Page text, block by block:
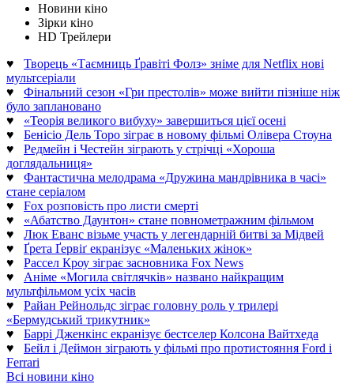
Новини кіно
Зірки кіно
HD Трейлери
♥ Творець «Таємниць Ґравіті Фолз» зніме для Netflix нові
мультсеріали
♥ Фінальний сезон «Гри престолів» може вийти пізніше ніж
було заплановано
♥ «Теорія великого вибуху» завершиться цієї осені
♥ Бенісіо Дель Торо зіграє в новому фільмі Олівера Стоуна
♥ Редмейн і Честейн зіграють у стрічці «Хороша
доглядальниця»
♥ Фантастична мелодрама «Дружина мандрівника в часі»
стане серіалом
♥ Fox розповість про листи смерті
♥ «Абатство Даунтон» стане повнометражним фільмом
♥ Люк Еванс візьме участь у легендарній битві за Мідвей
♥ Ґрета Ґервіґ екранізує «Маленьких жінок»
♥ Рассел Кроу зіграє засновника Fox News
♥ Аніме «Могила світлячків» названо найкращим
мультфільмом усіх часів
♥ Райан Рейнольдс зіграє головну роль у трилері
«Бермудський трикутник»
♥ Баррі Дженкінс екранізує бестселер Колсона Вайтхеда
♥ Бейл і Деймон зіграють у фільмі про протистояння Ford і
Ferrari
Всі новини кіно